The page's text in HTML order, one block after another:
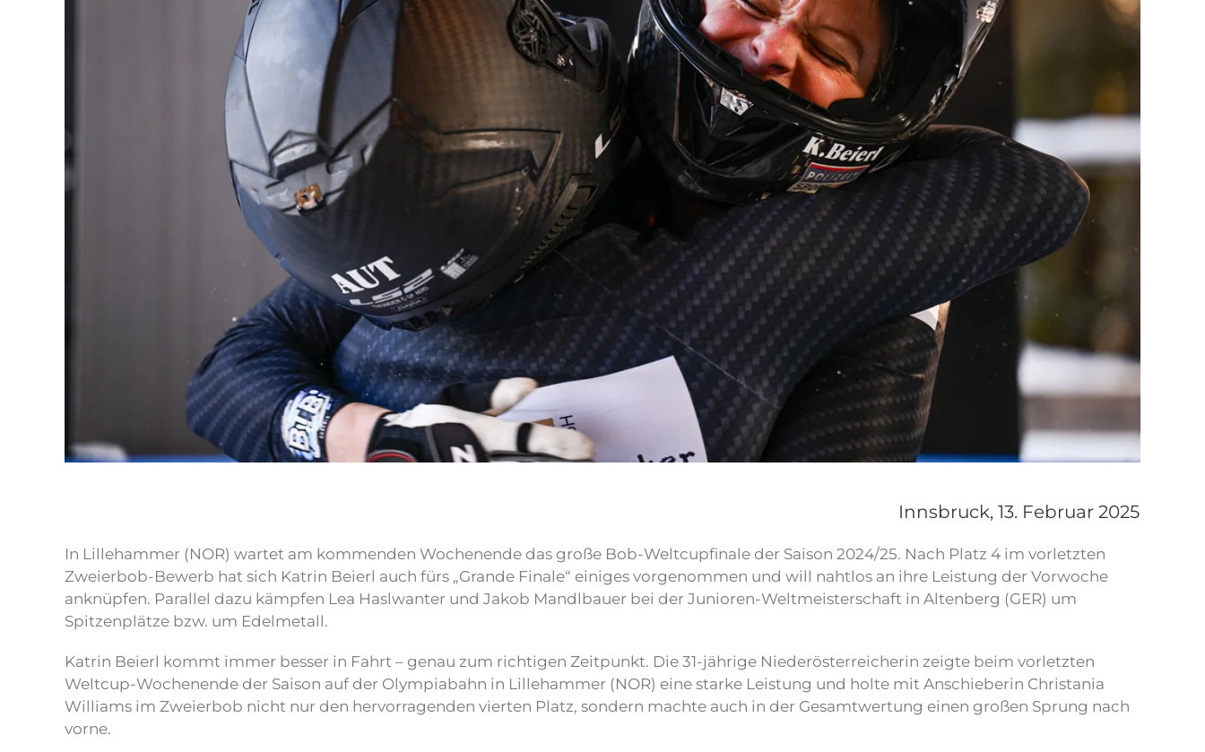
Innsbruck, 13. Februar 2025
In Lillehammer (NOR) wartet am kommenden Wochenende das große Bob-Weltcupfinale der Saison 2024/25. Nach Platz 4 im vorletzten
Zweierbob-Bewerb hat sich Katrin Beierl auch fürs „Grande Finale“ einiges vorgenommen und will nahtlos an ihre Leistung der Vorwoche
anknüpfen. Parallel dazu kämpfen Lea Haslwanter und Jakob Mandlbauer bei der Junioren-Weltmeisterschaft in Altenberg (GER) um
Spitzenplätze bzw. um Edelmetall.
Katrin Beierl kommt immer besser in Fahrt – genau zum richtigen Zeitpunkt. Die 31-jährige Niederösterreicherin zeigte beim vorletzten
Weltcup-Wochenende der Saison auf der Olympiabahn in Lillehammer (NOR) eine starke Leistung und holte mit Anschieberin Christania
Williams im Zweierbob nicht nur den hervorragenden vierten Platz, sondern machte auch in der Gesamtwertung einen großen Sprung nach
vorne.